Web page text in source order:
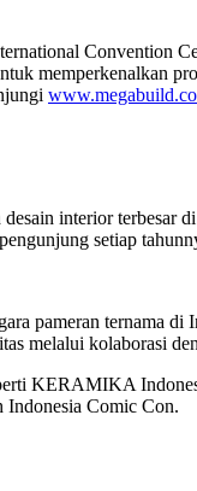
Convention
memperkenalkan
interior terbesar
setiap
pameran ternama
melalui kolaborasi
KERAMIKA
Indonesia Comic Con.